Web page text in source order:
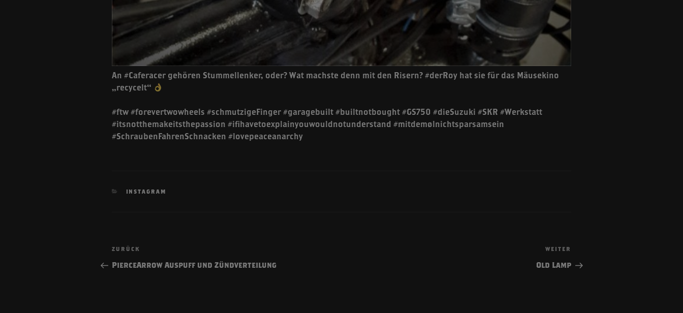
An #Caferacer gehören Stummellenker, oder? Wat machste denn mit den Risern? #derRoy hat sie für das Mäusekino
„recycelt“
#ftw #forevertwowheels #schmutzigeFinger #garagebuilt #builtnotbought #GS750 #dieSuzuki #SKR #Werkstatt
#itsnotthemakeitsthepassion #ifihavetoexplainyouwouldnotunderstand #mitdemølnichtsparsamsein
#SchraubenFahrenSchnacken #lovepeaceanarchy
KATEGORIEN
INSTAGRAM
Beitragsnavigation
Vorheriger
Beitrag
ZURÜCK
PierceArrow Auspuff und Zündverteilung
Beitrag
WEITER
Old Lamp